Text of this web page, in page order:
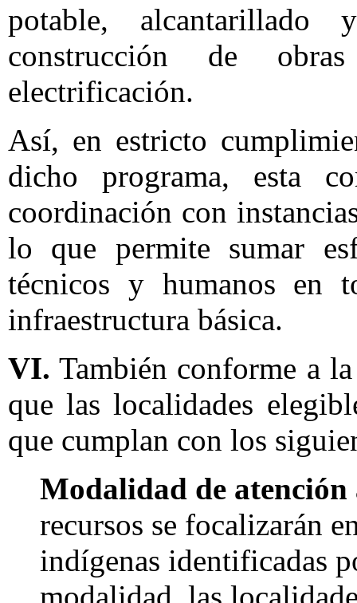
potable,
construcción de
electrificación.
Así, en estricto
dicho programa, esta
coordinación con
lo que permite sumar
técnicos y humanos en
infraestructura básica.
VI. También conforme a
que las localidades
que cumplan con los
Modalidad de atención
recursos se focalizarán
indígenas identificadas